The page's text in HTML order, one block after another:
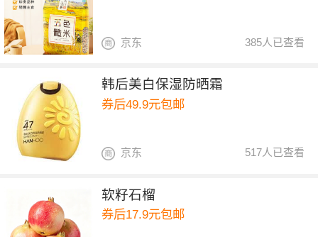
385人已查看
京东
韩后美白保湿防晒霜
券后49.9元包邮
517人已查看
京东
软籽石榴
券后17.9元包邮